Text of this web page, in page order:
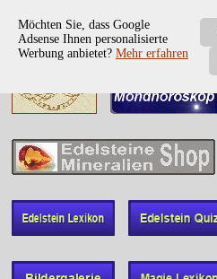
Möchten Sie, dass Google
Adsense Ihnen personalisierte
Werbung anbietet? Mehr erfahren